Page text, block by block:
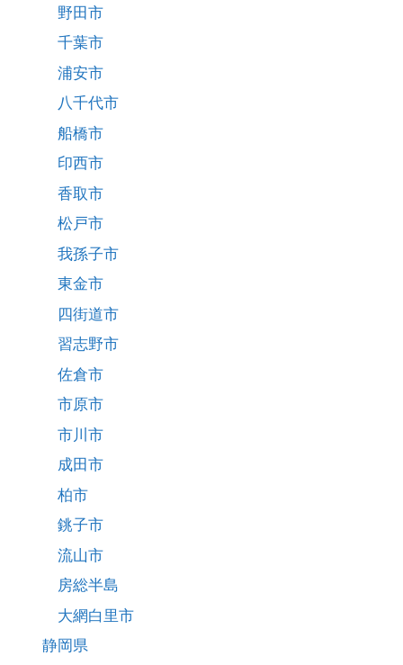
野田市
千葉市
浦安市
八千代市
船橋市
印西市
香取市
松戸市
我孫子市
東金市
四街道市
習志野市
佐倉市
市原市
市川市
成田市
柏市
銚子市
流山市
房総半島
大網白里市
静岡県